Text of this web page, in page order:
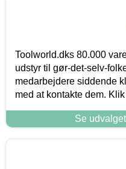
Toolworld.dks 80.000
udstyr til gør-det-selv-
medarbejdere siddende
med at kontakte dem.
Se